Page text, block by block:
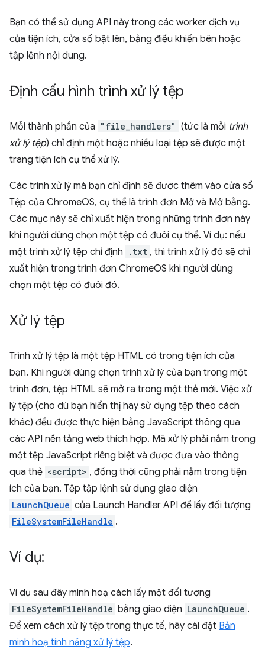
Bạn có thể sử dụng API này trong các worker dịch vụ
của tiện ích, cửa sổ bật lên, bảng điều khiển bên hoặc
tập lệnh nội dung.
Định cấu hình trình xử lý tệp
Mỗi thành phần của "file_handlers" (tức là mỗi trình
xử lý tệp) chỉ định một hoặc nhiều loại tệp sẽ được một
trang tiện ích cụ thể xử lý.
Các trình xử lý mà bạn chỉ định sẽ được thêm vào cửa sổ
Tệp của ChromeOS, cụ thể là trình đơn Mở và Mở bằng.
Các mục này sẽ chỉ xuất hiện trong những trình đơn này
khi người dùng chọn một tệp có đuôi cụ thể. Ví dụ: nếu
một trình xử lý tệp chỉ định
.txt , thì trình xử lý đó sẽ chỉ
xuất hiện trong trình đơn ChromeOS khi người dùng
chọn một tệp có đuôi đó.
Xử lý tệp
Trình xử lý tệp là một tệp HTML có trong tiện ích của
bạn. Khi người dùng chọn trình xử lý của bạn trong một
trình đơn, tệp HTML sẽ mở ra trong một thẻ mới. Việc xử
lý tệp (cho dù bạn hiển thị hay sử dụng tệp theo cách
khác) đều được thực hiện bằng JavaScript thông qua
các API nền tảng web thích hợp. Mã xử lý phải nằm trong
một tệp JavaScript riêng biệt và được đưa vào thông
qua thẻ <script> , đồng thời cũng phải nằm trong tiện
ích của bạn. Tệp tập lệnh sử dụng giao diện
LaunchQueue của Launch Handler API để lấy đối tượng
FileSystemFileHandle .
Ví dụ:
Ví dụ sau đây minh hoạ cách lấy một đối tượng
FileSystemFileHandle bằng giao diện LaunchQueue .
Để xem cách xử lý tệp trong thực tế, hãy cài đặt Bản
minh hoạ tính năng xử lý tệp.